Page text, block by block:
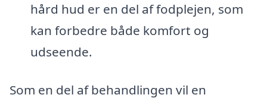
hård hud er en del af fodplejen, som
kan forbedre både komfort og
udseende.
Som en del af behandlingen vil en